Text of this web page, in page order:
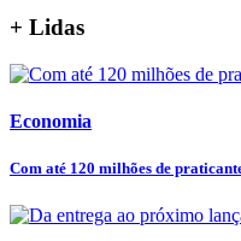
+ Lidas
Economia
Com até 120 milhões de